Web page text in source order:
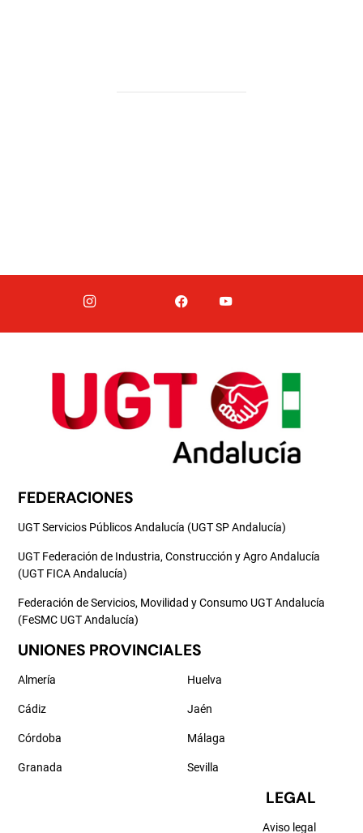
FEDERACIONES
UGT Servicios Públicos Andalucía (UGT SP Andalucía)
UGT Federación de Industria, Construcción y Agro Andalucía
(UGT FICA Andalucía)
Federación de Servicios, Movilidad y Consumo UGT Andalucía
(FeSMC UGT Andalucía)
UNIONES PROVINCIALES
Almería
Cádiz
Córdoba
Granada
Huelva
Jaén
Málaga
Sevilla
LEGAL
Aviso legal